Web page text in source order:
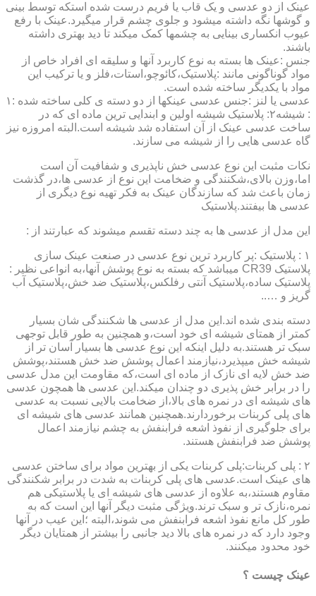
عینک از دو عدسی و یک قاب یا فریم درست شده استکه توسط بینی
و گوشها نگه داشته میشود و جلوی چشم قرار میگیرد.عینک با رفع
عیوب انکساری بینایی به چشمها کمک میکند تا دید بهتری داشته
باشند.
جنس :عینک ها بسته به نوع کاربرد آنها و سلیقه ای افراد خاص از
مواد گوناگونی مانند :پلاستیک،کائوچو،استات،فلز و یا ترکیب این
مواد با یکدیگر ساخته شده است.
عدسی یا لنز :جنس عدسی عینکها از دو دسته ی کلی ساخته شده :۱
: شیشه۲: پلاستیک شیشه اولین و ابندایی ترین ماده ای که در
ساخت عدسی عینک از آن استفاده شد شیشه است.البته امروزه نیز
گاه عدسی هایی را از شیشه می سازند.
نکات مثبت این نوع عدسی خش ناپذیری و شفافیت آن است
اما،وزن بالای،شکنندگی و ضخامت این نوع از عدسی ها،در گذشت
زمان باعث شد که سازندگان عینک به فکر تهیه نوع دیگری از
عدسی ها بیفتند.پلاستیک
این مدل از عدسی ها به چند دسته تقسم میشوند که عبارتند از :
۱ : پلاستیک :پر کاربرد ترین نوع عدسی در صنعت عینک سازی
پلاستیک CR39 میباشد که بسته به نوع پوشش آنها،به انواعی نظیر :
پلاستیک ساده،پلاستیک آنتی رفلکس،پلاستیک ضد خش،پلاستیک آب
گریز و …..
دسته بندی شده اند.این مدل از عدسی ها شکنندگی شان بسیار
کمتر از همتای شیشه ای خود است،و همچنین به طور قابل توجهی
سبک تر هستند.به دلیل اینکه این نوع عدسی ها بسیار آسان تر از
شیشه خش میپذیرد،نیازمند اعمال پوشش ضد خش هستند،پوشش
ضد خش لایه ای نازک از ماده ای است،که مقاومت این مدل عدسی
را در برابر خش پذیری دو چندان میکند.این عدسی ها همچون عدسی
های شیشه ای در نمره های بالا،از ضخامت بالایی نسبت به عدسی
های پلی کربنات برخوردارند.همچنین همانند عدسی های شیشه ای
برای جلوگیری از نفوذ اشعه فرابنفش به چشم نیازمند اعمال
پوشش ضد فرابنفش هستند.
۲ : پلی کربنات:پلی کربنات یکی از بهترین مواد برای ساختن عدسی
های عینک است.عدسی های پلی کربنات به شدت در برابر شکنندگی
مقاوم هستند،به علاوه از عدسی های شیشه ای یا پلاستیکی هم
نمره،نازک تر و سبک ترند.ویژگی مثبت دیگر آنها این است که به
طور کل مانع نفوذ اشعه فرابنفش می شوند،البته ؛این عیب در آنها
وجود دارد که در نمره های بالا دید جانبی را بیشتر از همتایان دیگر
خود محدود میکنند.
عینک چیست ؟